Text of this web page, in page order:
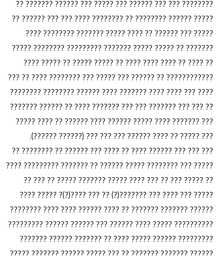
???????? ??? ??? ?????? ??? ????? ??? ?????? ??????? ??
????? ?????? ???????? ?? ???????? ???? ??? ??? ?????? ??
????? ??? ?????? ?? ???? ????? ??????? ???????? ????
??????? ?? ????? ????? ??????? ????????? ???????? ?????
?? ???? ?? ???? ???? ???? ?? ????? ????? ?? ????? ????
???????????? ?? ?????? ??? ????? ??? ???????? ???? ?? ???
???? ??? ???? ???? ??????? ???? ?????? ???????? ????????
?? ??? ??? ??????? ??? ??? ??????? ???? ?? ?????? ???????
??? ??????? ???? ????? ?????? ???? ?????? ?? ???? ?????
??? ????? ?? ???? ?????? ??? ??? ??? (?????? ??????).
??? ??? ??? ?????? ???? ?? ???? ??? ?????? ?? ???????? ??
????? ??? ???????? ????? ?????? ?? ??????? ????????? ????
?? ????? ??? ?? ??? ???? ????? ??????? ????? ?? ??? ??
????? ??? ???? ??? ???????(?) ?? ??? ????(?)? ????? ????
?????? ??????? ??????? ?? ???? ?????? ???? ???? ????????
?????????? ????? ???? ?????? ??? ?????? ?????? ?????????
????????? ?????? ????? ???? ?? ??????? ?????? ???????